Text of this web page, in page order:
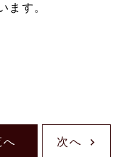
ます。
次へ
へ